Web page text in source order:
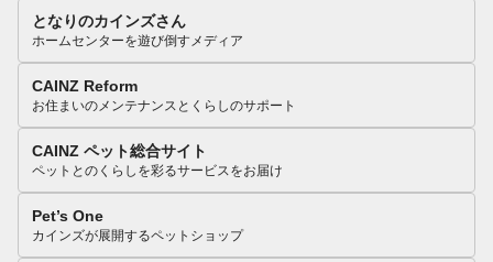
となりのカインズさん
ホームセンターを遊び倒すメディア
CAINZ Reform
お住まいのメンテナンスとくらしのサポート
CAINZ ペット総合サイト
ペットとのくらしを彩るサービスをお届け
Pet’s One
カインズが展開するペットショップ